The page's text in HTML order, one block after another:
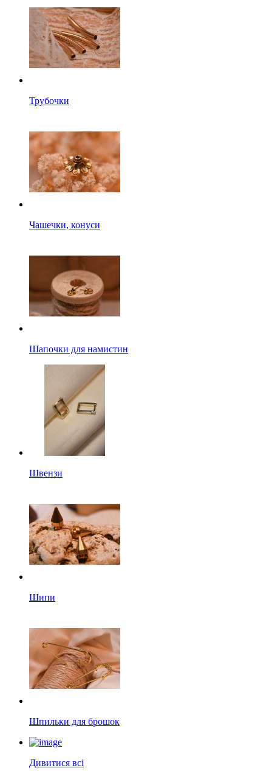
Трубочки
Чашечки, конуси
Шапочки для намистин
Швензи
Шипи
Шпильки для брошок
Дивитися всі